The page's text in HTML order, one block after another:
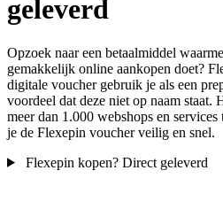
geleverd
Opzoek naar een betaalmiddel
gemakkelijk online aankopen doet?
digitale voucher gebruik je als een
voordeel dat deze niet op naam staat.
meer dan 1.000 webshops en
je de Flexepin voucher veilig en snel.
Flexepin kopen? Direct geleverd